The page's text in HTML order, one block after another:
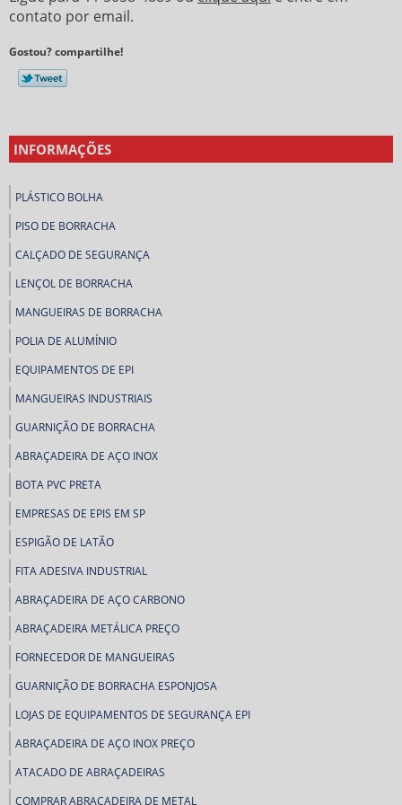
contato por email.
Gostou? compartilhe!
INFORMAÇÕES
PLÁSTICO BOLHA
PISO DE BORRACHA
CALÇADO DE SEGURANÇA
LENÇOL DE BORRACHA
MANGUEIRAS DE BORRACHA
POLIA DE ALUMÍNIO
EQUIPAMENTOS DE EPI
MANGUEIRAS INDUSTRIAIS
GUARNIÇÃO DE BORRACHA
ABRAÇADEIRA DE AÇO INOX
BOTA PVC PRETA
EMPRESAS DE EPIS EM SP
ESPIGÃO DE LATÃO
FITA ADESIVA INDUSTRIAL
ABRAÇADEIRA DE AÇO CARBONO
ABRAÇADEIRA METÁLICA PREÇO
FORNECEDOR DE MANGUEIRAS
GUARNIÇÃO DE BORRACHA ESPONJOSA
LOJAS DE EQUIPAMENTOS DE SEGURANÇA EPI
ABRAÇADEIRA DE AÇO INOX PREÇO
ATACADO DE ABRAÇADEIRAS
COMPRAR ABRAÇADEIRA DE METAL